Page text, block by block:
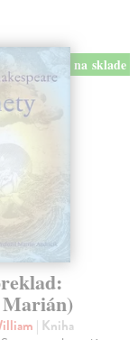
na sklade
| Kniha